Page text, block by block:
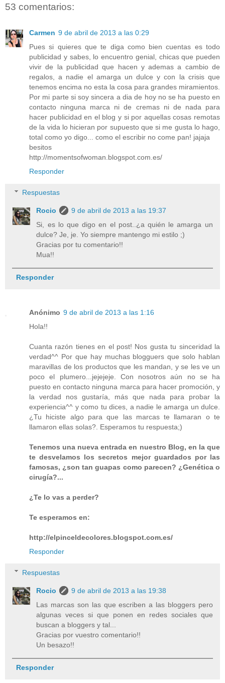
53 comentarios:
Carmen 9 de abril de 2013 a las 0:29
Pues si quieres que te diga como bien cuentas es todo
publicidad y sabes, lo encuentro genial, chicas que pueden
vivir de la publicidad que hacen y ademas a cambio de
regalos, a nadie el amarga un dulce y con la crisis que
tenemos encima no esta la cosa para grandes miramientos.
Por mi parte si soy sincera a dia de hoy no se ha puesto en
contacto ninguna marca ni de cremas ni de nada para
hacer publicidad en el blog y si por aquellas cosas remotas
de la vida lo hicieran por supuesto que si me gusta lo hago,
total como yo digo... como el escribir no come pan! jajaja
besitos
http://momentsofwoman.blogspot.com.es/
Responder
Respuestas
Rocio
9 de abril de 2013 a las 19:37
Si, es lo que digo en el post..¿a quién le amarga un
dulce? Je, je. Yo siempre mantengo mi estilo ;)
Gracias por tu comentario!!
Mua!!
Responder
Anónimo 9 de abril de 2013 a las 1:16
Hola!!
Cuanta razón tienes en el post! Nos gusta tu sinceridad la
verdad^^ Por que hay muchas blogguers que solo hablan
maravillas de los productos que les mandan, y se les ve un
poco el plumero...jejejeje. Con nosotros aún no se ha
puesto en contacto ninguna marca para hacer promoción, y
la verdad nos gustaría, más que nada para probar la
experiencia^^ y como tu dices, a nadie le amarga un dulce.
¿Tu hiciste algo para que las marcas te llamaran o te
llamaron ellas solas?. Esperamos tu respuesta;)
Tenemos una nueva entrada en nuestro Blog, en la que
te desvelamos los secretos mejor guardados por las
famosas, ¿son tan guapas como parecen? ¿Genética o
cirugía?...
¿Te lo vas a perder?
Te esperamos en:
http://elpinceldecolores.blogspot.com.es/
Responder
Respuestas
Rocio
9 de abril de 2013 a las 19:38
Las marcas son las que escriben a las bloggers pero
algunas veces si que ponen en redes sociales que
buscan a bloggers y tal...
Gracias por vuestro comentario!!
Un besazo!!
Responder